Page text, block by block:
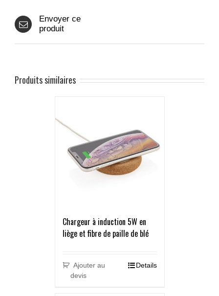
Envoyer ce
produit
Produits similaires
Chargeur à induction 5W en
liège et fibre de paille de blé
Ajouter au
devis
Details